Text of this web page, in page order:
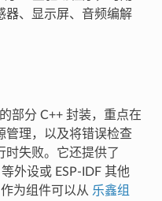
器、显示屏、音频编解
部分 C++ 封装，重点在
管理，以及将错误检查
时失败。它还提供了
外设或 ESP-IDF 其他
为组件可以从 乐鑫组